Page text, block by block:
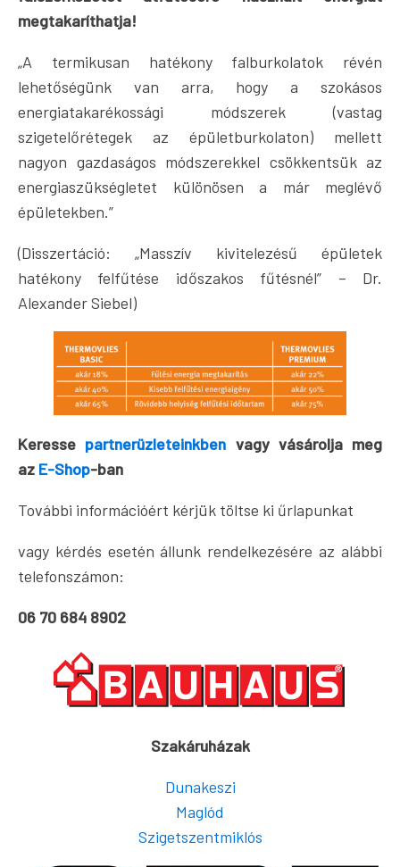
megtakaríthatja!
„A termikusan hatékony falburkolatok révén
lehetőségünk van arra, hogy a szokásos
energiatakarékossági módszerek (vastag
szigetelőrétegek az épületburkolaton) mellett
nagyon gazdaságos módszerekkel csökkentsük az
energiaszükségletet különösen a már meglévő
épületekben.”
(Disszertáció: „Masszív kivitelezésű épületek
hatékony felfűtése időszakos fűtésnél” – Dr.
Alexander Siebel)
Keresse partnerüzleteinkben vagy vásárolja meg
az E-Shop-ban
További információért kérjük töltse ki űrlapunkat
vagy kérdés esetén állunk rendelkezésére az alábbi
telefonszámon:
06 70 684 8902
Szakáruházak
Dunakeszi
Maglód
Szigetszentmiklós